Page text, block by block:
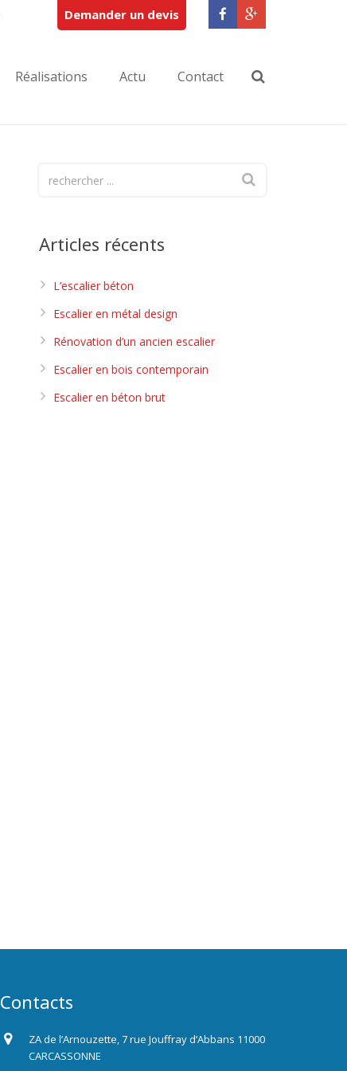
Demander un devis
Réalisations Actu Contact
Articles récents
L’escalier béton
Escalier en métal design
Rénovation d’un ancien escalier
Escalier en bois contemporain
Escalier en béton brut
Contacts
ZA de l’Arnouzette, 7 rue Jouffray d’Abbans 11000
CARCASSONNE